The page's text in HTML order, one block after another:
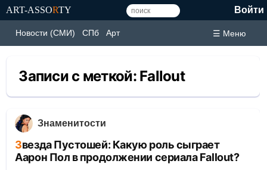
ART-ASSORTY Войти
Новости (СМИ) СПб Арт ☰ Меню
Записи с меткой: Fallout
Знаменитости
Звезда Пустошей: Какую роль сыграет
Аарон Пол в продолжении сериала Fallout?